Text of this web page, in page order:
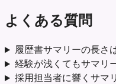
よくある質問
履歴書サマリーの長さ
経験が浅くてもサマリ
採用担当者に響くサマ